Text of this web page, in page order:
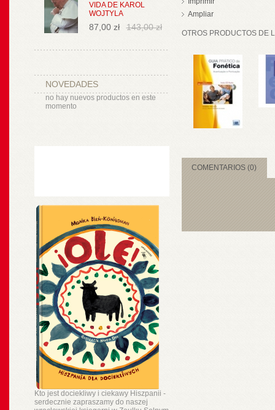
VIDA DE KAROL
WOJTYLA
87,00 zł 143,00 zł
NOVEDADES
no hay nuevos productos en este
momento
Kto jest dociekliwy i ciekawy Hiszpanii -
serdecznie zapraszamy do naszej
Ampliar
OTROS PRODUCTOS DE
COMENTARIOS (0)